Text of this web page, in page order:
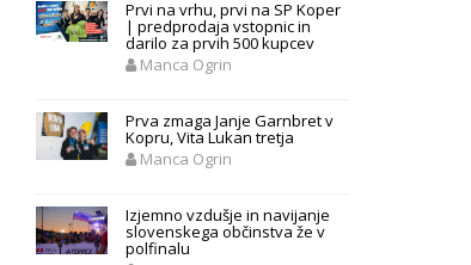
Prvi na vrhu, prvi na SP Koper
| predprodaja vstopnic in
darilo za prvih 500 kupcev
Manca Ogrin
Prva zmaga Janje Garnbret v
Kopru, Vita Lukan tretja
Manca Ogrin
Izjemno vzdušje in navijanje
slovenskega občinstva že v
polfinalu